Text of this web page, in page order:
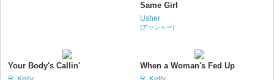
Same Girl
Usher
(アッシャー)
Your Body's Callin' When a Woman's Fed Up